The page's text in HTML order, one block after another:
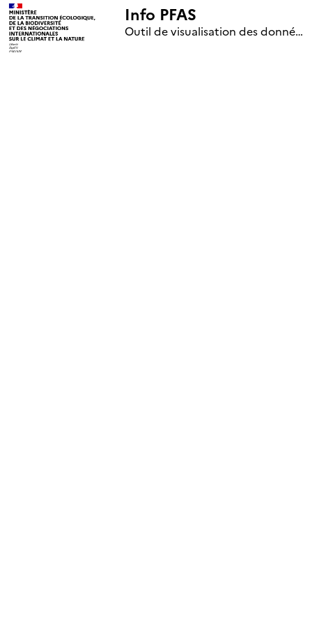
Info PFAS
Outil de visualisation des données nationales de surveillance des substances PFAS (mise à jour le 1er jour de chaque mois)
+
–